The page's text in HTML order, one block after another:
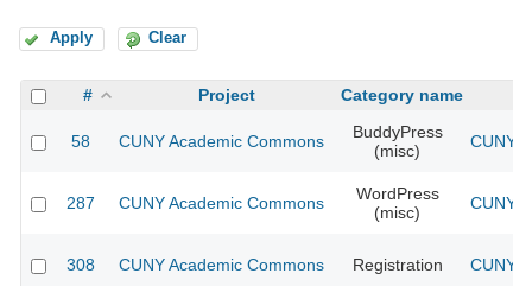
Apply Clear
# Project Category name
58 CUNY Academic Commons
BuddyPress
(misc)
CUNY
287 CUNY Academic Commons
WordPress
(misc)
CUNY
308 CUNY Academic Commons Registration CUNY